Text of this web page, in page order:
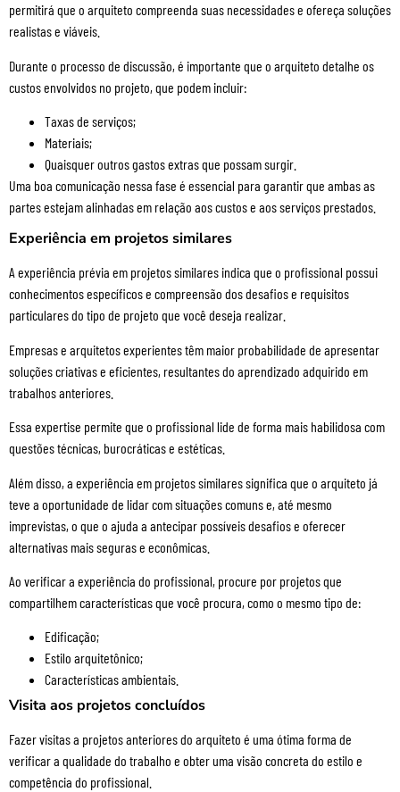
permitirá que o arquiteto compreenda suas necessidades e ofereça soluções
realistas e viáveis.
Durante o processo de discussão, é importante que o arquiteto detalhe os
custos envolvidos no projeto, que podem incluir:
Taxas de serviços;
Materiais;
Quaisquer outros gastos extras que possam surgir.
Uma boa comunicação nessa fase é essencial para garantir que ambas as
partes estejam alinhadas em relação aos custos e aos serviços prestados.
Experiência em projetos similares
A experiência prévia em projetos similares indica que o profissional possui
conhecimentos específicos e compreensão dos desafios e requisitos
particulares do tipo de projeto que você deseja realizar.
Empresas e arquitetos experientes têm maior probabilidade de apresentar
soluções criativas e eficientes, resultantes do aprendizado adquirido em
trabalhos anteriores.
Essa expertise permite que o profissional lide de forma mais habilidosa com
questões técnicas, burocráticas e estéticas.
Além disso, a experiência em projetos similares significa que o arquiteto já
teve a oportunidade de lidar com situações comuns e, até mesmo
imprevistas, o que o ajuda a antecipar possíveis desafios e oferecer
alternativas mais seguras e econômicas.
Ao verificar a experiência do profissional, procure por projetos que
compartilhem características que você procura, como o mesmo tipo de:
Edificação;
Estilo arquitetônico;
Características ambientais.
Visita aos projetos concluídos
Fazer visitas a projetos anteriores do arquiteto é uma ótima forma de
verificar a qualidade do trabalho e obter uma visão concreta do estilo e
competência do profissional.